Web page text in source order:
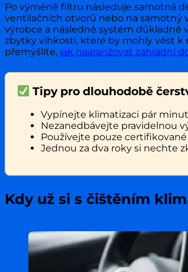
Po výměně filtru následuje samotná
ventilačních otvorů nebo na samotný
výrobce a následně systém
zbytky vlhkosti, které by mohly vést k
přemýšlíte, jak naaranžovat zahradní
Tipy pro dlouhodobě
Vypínejte klimatizaci pár
Nezanedbávejte pravidelnou
Používejte pouze
Jednou za dva roky si nechte
Kdy už si s čištěním